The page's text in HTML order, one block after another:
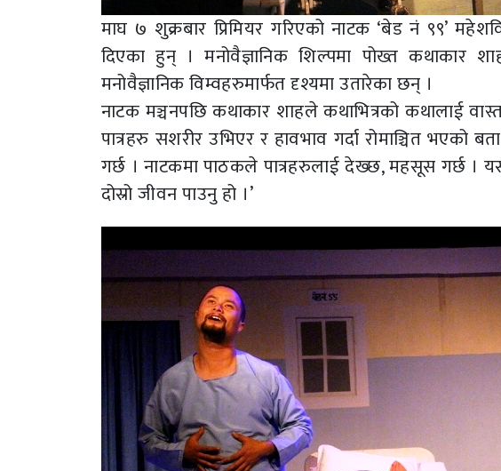
माघ ७ शुक्रबार प्रिमियर गरिएको नाटक ‘बेड नं ९९’
दिएका हुन् । मनोवैज्ञानिक शिल्पमा पोख्त कथाकार
मनोवैज्ञानिक विम्वहरुमार्फत दृश्यमा उतारेका छन् ।
नाटक मञ्चनपछि कथाकार शाहले कथाभित्रको कथालाई
पात्रहरु सशरीर उभिएर र हावभाव गर्दा रोमाञ्चित
गर्छ । नाटकमा पाठकले पात्रहरुलाई देख्छ, महसूस गर्छ
दोस्रो जीवन पाउनु हो ।’